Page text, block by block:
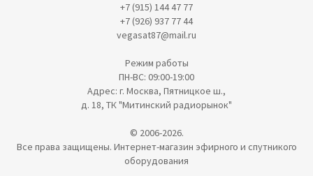
+7 (915) 144 47 77
+7 (926) 937 77 44
vegasat87@mail.ru
Режим работы
ПН-ВС: 09:00-19:00
Адрес: г. Москва, Пятницкое ш.,
д. 18, ТК "Митинский радиорынок"
© 2006-2026.
Все права защищены. Интернет-магазин эфирного и спутникого
оборудования